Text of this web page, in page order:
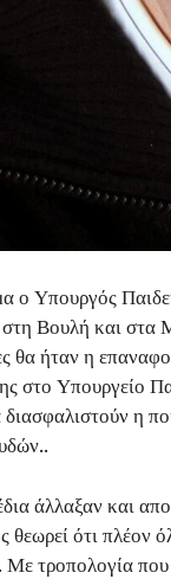
ο Υπουργός
Βουλή και στα
θα ήταν η
στο Υπουργείο
η
άλλαξαν και
ότι πλέον
Με τροπολογία